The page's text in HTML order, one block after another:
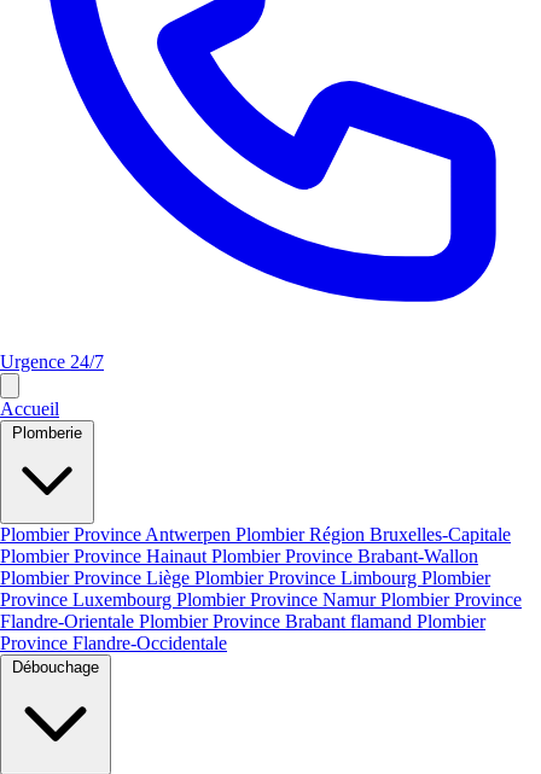
Urgence 24/7
Accueil
Plombier Province Antwerpen Plombier Région Bruxelles-Capitale
Plombier Province Hainaut Plombier Province Brabant-Wallon
Plombier Province Liège Plombier Province Limbourg Plombier
Province Luxembourg Plombier Province NamurPlombier Province
Flandre-Orientale Plombier Province Brabant flamand Plombier
Province Flandre-Occidentale